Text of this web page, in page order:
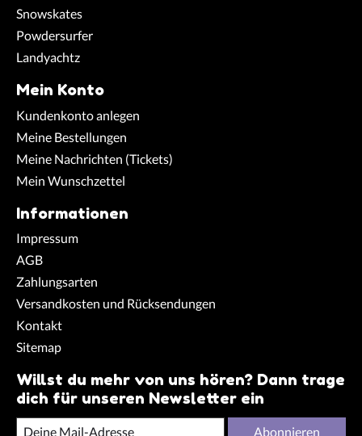
Snowskates
Powdersurfer
Landyachtz
Mein Konto
Kundenkonto anlegen
Meine Bestellungen
Meine Nachrichten (Tickets)
Mein Wunschzettel
Informationen
Impressum
AGB
Zahlungsarten
Versandkosten und Rücksendungen
Kontakt
Sitemap
Willst du mehr von uns hören? Dann trage
dich für unseren Newsletter ein
Abonnieren